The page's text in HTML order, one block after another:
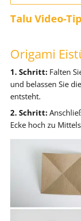
Talu Video-
Origami
1. Schritt: Falten
und belassen Sie
entsteht.
2. Schritt:
Ecke hoch zu